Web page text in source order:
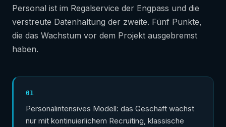
Personal ist im Regalservice der Engpass und die
verstreute Datenhaltung der zweite. Fünf Punkte,
die das Wachstum vor dem Projekt ausgebremst
haben.
01
Personalintensives Modell: das Geschäft wächst
nur mit kontinuierlichem Recruiting, klassische